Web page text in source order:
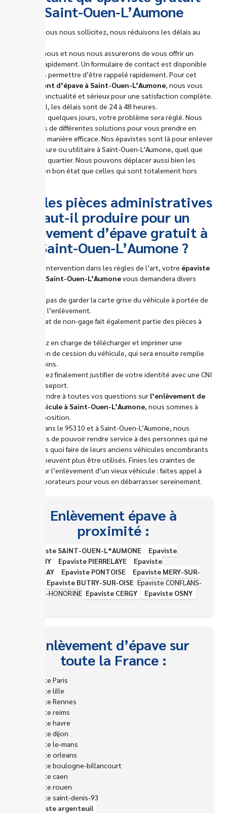
Saint-Ouen-L’Aumone
Lorsque vous nous sollicitez, nous réduisons les délais au
Appelez-nous et nous nous assurerons de vous offrir un
créneau rapidement. Un formulaire de contact est disponible
pour vous permettre d’être rappelé rapidement. Pour cet
enlèvement d’épave à Saint-Ouen-L’Aumone, nous vous
offrons ponctualité et sérieux pour une satisfaction complète.
En général, les délais sont de 24 à 48 heures.
En à peine quelques jours, votre problème sera réglé. Nous
disposons de différentes solutions pour vous prendre en
charge de manière efficace. Nos épavistes sont là pour enlever
votre voiture ou utilitaire à Saint-Ouen-L’Aumone, quel que
soit votre quartier. Nous pouvons déplacer aussi bien les
voitures en bon état que celles qui sont totalement hors
Quelles pièces administratives
faut-il produire pour un
enlèvement d’épave gratuit à
Saint-Ouen-L’Aumone ?
Pour une intervention dans les règles de l’art, votre épaviste
gratuit à Saint-Ouen-L’Aumonevous demandera divers
N’oubliez pas de garder la carte grise du véhicule à portée de
main pour l’enlèvement.
Le certificat de non-gage fait également partie des pièces à
Vous serez en charge de télécharger et imprimer une
déclaration de cession du véhicule, qui sera ensuite remplie
par vos soins.
Vous devrez finalement justifier de votre identité avec une CNI
ou un passeport.
Pour répondre à toutes vos questions sur l’enlèvement de
votre véhicule à Saint-Ouen-L’Aumone, nous sommes à
votre disposition.
Partout dans le 95310 et à Saint-Ouen-L’Aumone, nous
apprécions de pouvoir rendre service à des personnes qui ne
savent pas quoi faire de leurs anciens véhicules encombrants
et qui ne peuvent plus être utilisés. Finies les craintes de
coûts pour l’enlèvement d’un vieux véhicule : faites appel à
nos collaborateurs pour vous en débarrasser sereinement.
Enlèvement épave à
proximité :
Epaviste SAINT-OUEN-L*AUMONE
Epaviste
ERAGNY
Epaviste PIERRELAYE
Epaviste
HERBLAY
Epaviste PONTOISE
Epaviste MERY-SUR-
Epaviste BUTRY-SUR-OISE Epaviste CONFLANS-
SAINTE-HONORINE Epaviste CERGY Epaviste OSNY
Enlèvement d’épave sur
toute la France :
Epaviste Paris
Epaviste lille
Epaviste Rennes
Epaviste reims
Epaviste havre
Epaviste dijon
Epaviste le-mans
Epaviste orleans
Epaviste boulogne-billancourt
Epaviste caen
Epaviste rouen
Epaviste saint-denis-93
Epaviste argenteuil